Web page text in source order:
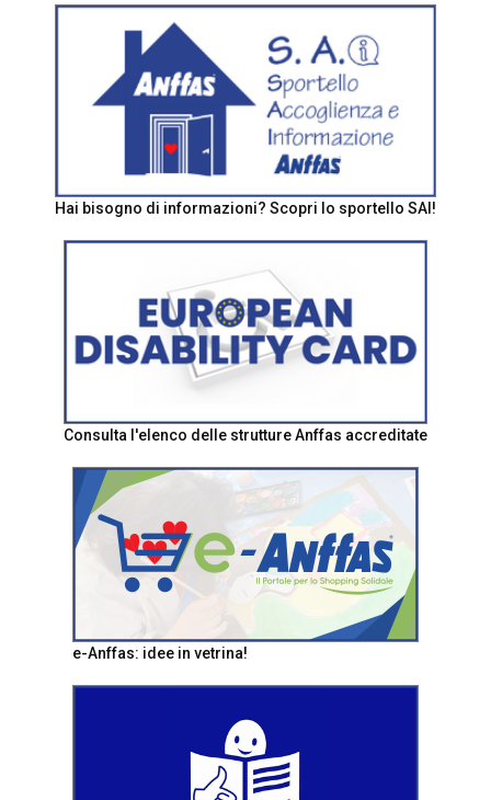
Hai bisogno di informazioni? Scopri lo sportello SAI!
Consulta l'elenco delle strutture Anffas accreditate
e-Anffas: idee in vetrina!